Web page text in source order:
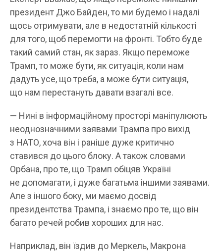
президент Джо Байден, то ми будемо і надалі
щось отримувати, але в недостатній кількості
для того, щоб перемогти на фронті. Тобто буде
такий самий стан, як зараз. Якщо переможе
Трамп, то може бути, як ситуація, коли нам
дадуть усе, що треба, а може бути ситуація,
що нам перестануть давати взагалі все.
— Нині в інформаційному просторі маніпулюють
неоднозначними заявами Трампа про вихід
з НАТО, хоча він і раніше дуже критично
ставився до цього блоку. А також словами
Орбана, про те, що Трамп обіцяв Україні
не допомагати, і дуже багатьма іншими заявами.
Але з іншого боку, ми маємо досвід
президентства Трампа, і знаємо про те, що він
багато речей робив хороших для нас.
Наприклад, він їздив до Меркель, Макрона